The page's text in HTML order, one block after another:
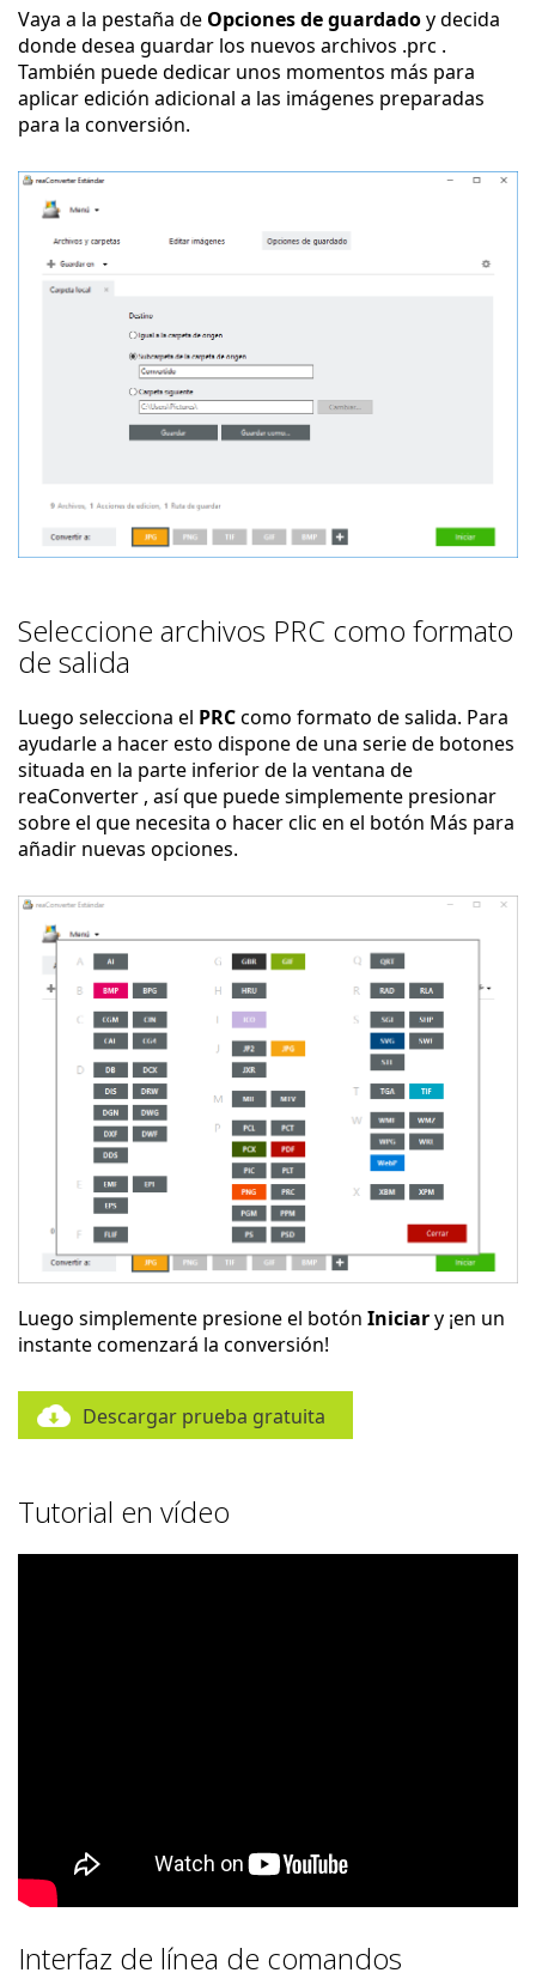
Vaya a la pestaña de Opciones de guardadoy decida
donde desea guardar los nuevos archivos .prc .
También puede dedicar unos momentos más para
aplicar edición adicional a las imágenes preparadas
para la conversión.
Seleccione archivos PRC como formato
de salida
Luego selecciona el PRCcomo formato de salida. Para
ayudarle a hacer esto dispone de una serie de botones
situada en la parte inferior de la ventana de
reaConverter , así que puede simplemente presionar
sobre el que necesita o hacer clic en el botón Más para
añadir nuevas opciones.
Luego simplemente presione el botón Iniciary ¡en un
instante comenzará la conversión!
Descargar prueba gratuita
Tutorial en vídeo
Interfaz de línea de comandos